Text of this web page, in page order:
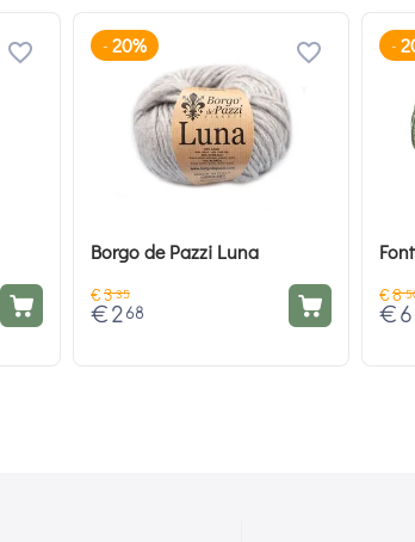
- 20%
Borgo de Pazzi Luna
€3 35
€ 2 68
-
€8
€ 6